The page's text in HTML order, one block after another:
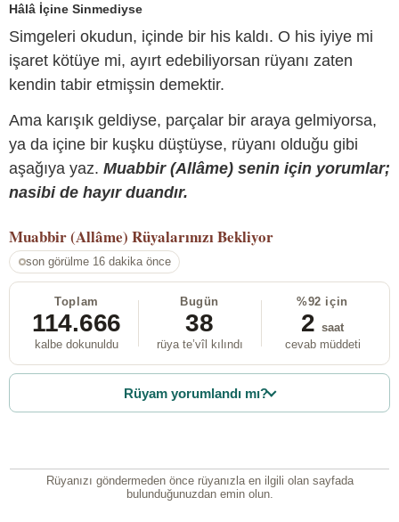
Hâlâ İçine Sinmediyse
Simgeleri okudun, içinde bir his kaldı. O his iyiye mi
işaret kötüye mi, ayırt edebiliyorsan rüyanı zaten
kendin tabir etmişsin demektir.
Ama karışık geldiyse, parçalar bir araya gelmiyorsa,
ya da içine bir kuşku düştüyse, rüyanı olduğu gibi
aşağıya yaz. Muabbir (Allâme) senin için yorumlar;
nasibi de hayır duandır.
Muabbir (Allâme) Rüyalarınızı Bekliyor
son görülme 16 dakika önce
Toplam
114.666
kalbe dokunuldu
Bugün
38
rüya te’vîl kılındı
%92 için
2 saat
cevab müddeti
Rüyam yorumlandı mı?
Rüyanızı göndermeden önce rüyanızla en ilgili olan sayfada
bulunduğunuzdan emin olun.